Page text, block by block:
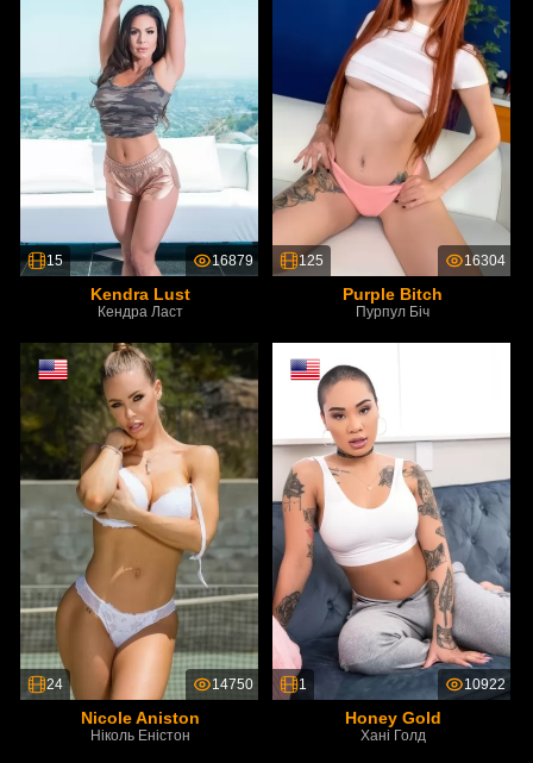
15 16879
Kendra Lust
Кендра Ласт
125 16304
Purple Bitch
Пурпул Біч
24 14750
Nicole Aniston
Ніколь Еністон
1 10922
Honey Gold
Хані Голд